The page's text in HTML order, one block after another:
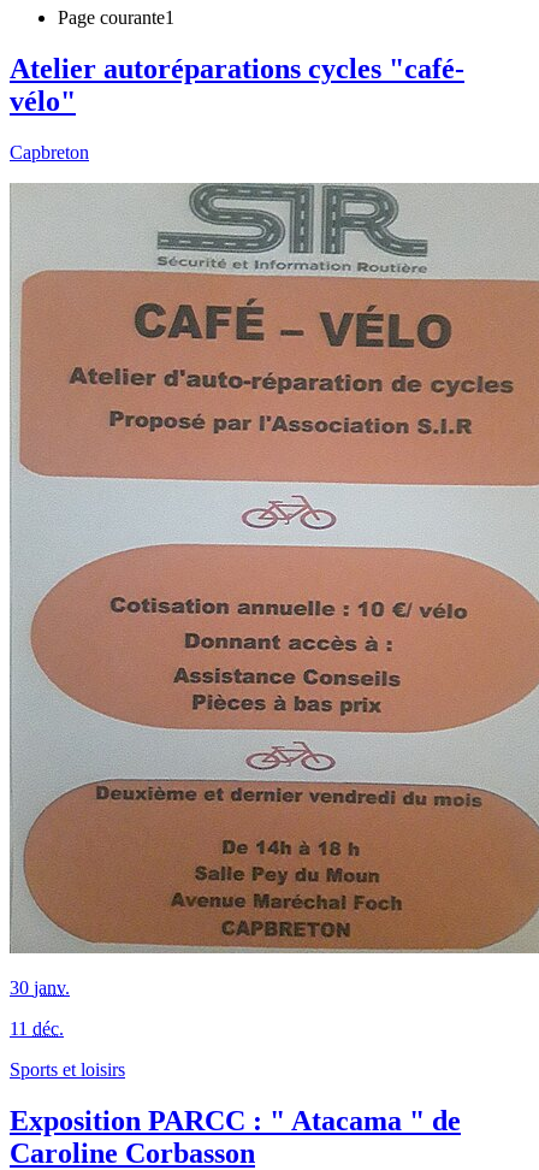
Page courante1
Atelier autoréparations cycles "café-
vélo"
Capbreton
30 janv.
11 déc.
Sports et loisirs
Exposition PARCC : " Atacama " de
Caroline Corbasson